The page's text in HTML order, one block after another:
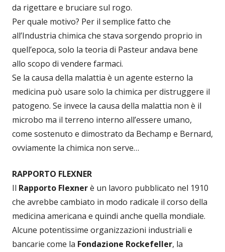
da rigettare e bruciare sul rogo.
Per quale motivo? Per il semplice fatto che
all’Industria chimica che stava sorgendo proprio in
quell’epoca, solo la teoria di Pasteur andava bene
allo scopo di vendere farmaci.
Se la causa della malattia è un agente esterno la
medicina può usare solo la chimica per distruggere il
patogeno. Se invece la causa della malattia non è il
microbo ma il terreno interno all’essere umano,
come sostenuto e dimostrato da Bechamp e Bernard,
ovviamente la chimica non serve…
RAPPORTO FLEXNER
Il Rapporto Flexnerè un lavoro pubblicato nel 1910
che avrebbe cambiato in modo radicale il corso della
medicina americana e quindi anche quella mondiale.
Alcune potentissime organizzazioni industriali e
bancarie come la Fondazione Rockefeller, la